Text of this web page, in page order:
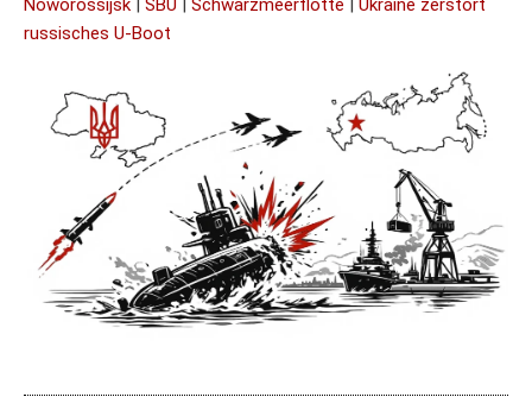
Noworossijsk | SBU | Schwarzmeerflotte | Ukraine zerstört
russisches U-Boot